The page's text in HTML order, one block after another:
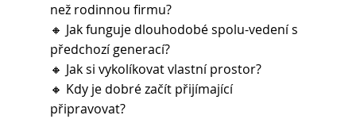
než rodinnou firmu?
🔸 Jak funguje dlouhodobé spolu-vedení s
předchozí generací?
🔸 Jak si vykolíkovat vlastní prostor?
🔸 Kdy je dobré začít přijímající
připravovat?